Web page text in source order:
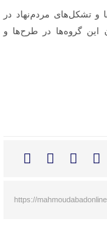
و تشکل‌های مردم‌نهاد در
این گروه‌ها در طرح‌ها و
https://